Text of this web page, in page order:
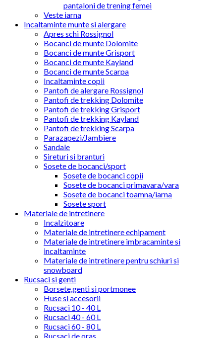
pantaloni de trening femei
Veste iarna
Incaltaminte munte si alergare
Apres schi Rossignol
Bocanci de munte Dolomite
Bocanci de munte Grisport
Bocanci de munte Kayland
Bocanci de munte Scarpa
Incaltaminte copii
Pantofi de alergare Rossignol
Pantofi de trekking Dolomite
Pantofi de trekking Grisport
Pantofi de trekking Kayland
Pantofi de trekking Scarpa
Parazapezi/Jambiere
Sandale
Sireturi si branturi
Sosete de bocanci/sport
Sosete de bocanci copii
Sosete de bocanci primavara/vara
Sosete de bocanci toamna/iarna
Sosete sport
Materiale de intretinere
Incalzitoare
Materiale de intretinere echipament
Materiale de intretinere imbracaminte si
incaltaminte
Materiale de intretinere pentru schiuri si
snowboard
Rucsaci si genti
Borsete,genti si portmonee
Huse si accesorii
Rucsaci 10 - 40 L
Rucsaci 40 - 60 L
Rucsaci 60 - 80 L
Rucsaci de oras